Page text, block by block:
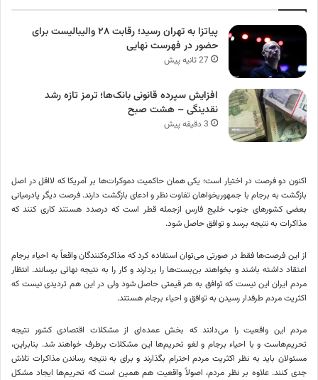
پیاتزا به تهران رسید؛ رقابت ۲۸ والیبالیست برای
حضور در فهرست نهایی
27 ثانیه پیش
افزایش سپرده قانونی بانک‌ها؛ ترمز تازه رشد
نقدینگی – هشت صبح
3 دقیقه پیش
اکنون دو فرصت در اختیار است؛ یکی همان حاکمیت دموکرات‌ها بر آمریکا که لااقل در اصل
بازگشت به برجام با جمهوریخواهان تفاوت نظر و ادعای بازگشت دارند. فرصت دیگر پادرمیانی
بعضی کشورهای جنوب خلیج فارس ازجمله قطر است که درصدد هستند کاری کنند که
مذاکرات به نتیجه برسد و توافق حاصل شود.
از این فرصت‌ها فقط در صورتی می‌توان استفاده کرد که مذاکره‌کنندگان واقعاً به احیاء برجام
اعتقاد داشته باشند و بخواهند بن‌بست‌ها را بردارند و کار را به نتیجه نهائی برسانند. انتظار
مردم ایران این نیست که توافق به هر قیمتی حاصل شود ولی در این هم تردیدی نیست که
اکثریت مردم طرفدار رسیدن به توافق و احیاء برجام هستند.
مردم این واقعیت را می‌دانند که بخش عمده‌ای از مشکلات اقتصادی کشور نتیجه
تحریم‌هاست و با احیاء برجام و لغو تحریم‌ها این مشکلات برطرف خواهند شد. بنابراین،
مسئولان باید به نظر اکثریت مردم احترام بگذارند و برای به نتیجه رساندن مذاکرات تلاش
جدی کنند. علاوه بر نظر مردم، اصولاً واقعیت هم همین است که تحریم‌ها ایجاد مشکل